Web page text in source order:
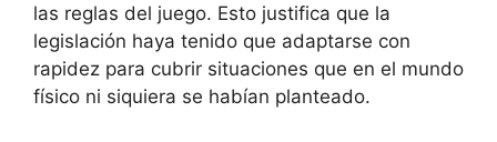
las reglas del juego. Esto justifica que la
legislación haya tenido que adaptarse con
rapidez para cubrir situaciones que en el mundo
físico ni siquiera se habían planteado.